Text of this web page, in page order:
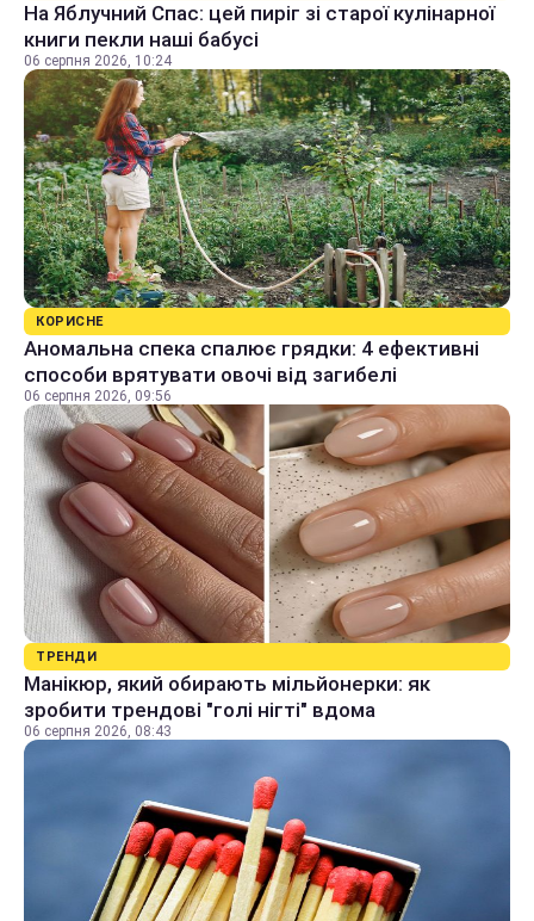
На Яблучний Спас: цей пиріг зі старої кулінарної
книги пекли наші бабусі
06 серпня 2026, 10:24
КОРИСНЕ
Аномальна спека спалює грядки: 4 ефективні
способи врятувати овочі від загибелі
06 серпня 2026, 09:56
ТРЕНДИ
Манікюр, який обирають мільйонерки: як
зробити трендові "голі нігті" вдома
06 серпня 2026, 08:43